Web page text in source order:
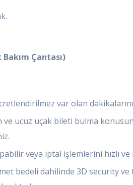
Çantası)
var olan
ve ucuz uçak bileti bulma
veya iptal işlemlerini hızlı
bedeli dahilinde 3D security